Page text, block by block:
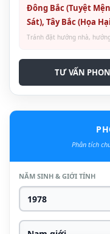
Đông Bắc (Tuyệt
Sát), Tây Bắc (Họa
Tránh đặt hướng nhà,
TƯ VẤN
Phân tích
NĂM SINH & GIỚI TÍNH